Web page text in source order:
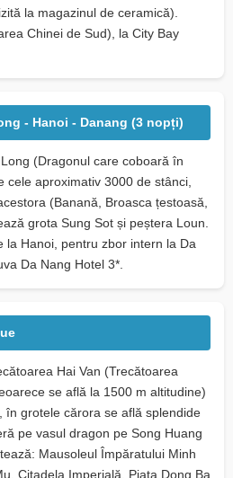
la magazinul de ceramică).
Chinei de Sud), la City Bay
- Hanoi - Danang (3 nopți)
(Dragonul care coboară în
cele aproximativ 3000 de stânci,
(Banană, Broasca țestoasă,
grota Sung Sot și peștera Loun.
la Hanoi, pentru zbor intern la Da
Da Nang Hotel 3*.
Hai Van (Trecătoarea
se află la 1500 m altitudine)
în grotele cărora se află splendide
pe vasul dragon pe Song Huang
Mausoleul Împăratului Minh
Citadela Imperială, Piața Dong Ba